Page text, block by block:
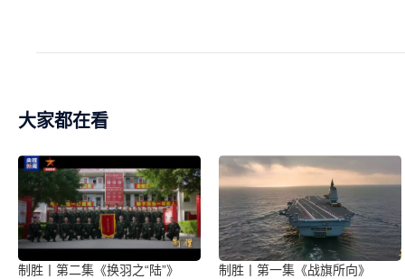
大家都在看
制胜丨第二集《换羽之“陆”》 制胜丨第一集《战旗所向》